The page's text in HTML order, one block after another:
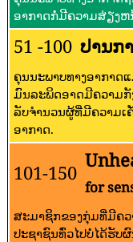
ອາກາດກໍ່ມີຄວາມສ່ຽງ
51 -100 ປານກ
ຄຸນນະພາບທາງອາກາດ
ມົນລະພິດອາດມີຄວາມກັ
ລັບຈໍານວນຜູ້ທີ່ມີຄວາມເ
ອາກາດ.
101-150
for
ສະມາຊິກຂອງກຸ່ມທີ່ມີຄ
ປະຊາຊົນທົ່ວໄປບໍ່ໄດ້ຮັບ